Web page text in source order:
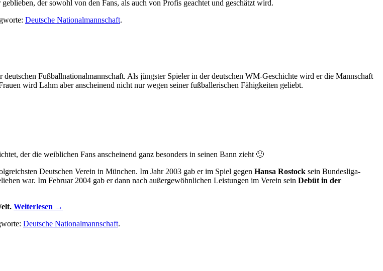
der sowohl von den Fans, als auch von Profis geachtet und geschätzt wird.
Deutsche Nationalmannschaft.
Fußballnationalmannschaft. Als jüngster Spieler in der deutschen WM-Geschichte wird er die Mannschaft
wird Lahm aber anscheinend nicht nur wegen seiner fußballerischen Fähigkeiten geliebt.
der die weiblichen Fans anscheinend ganz besonders in seinen Bann zieht 🙂
Deutschen Verein in München. Im Jahr 2003 gab er im Spiel gegen Hansa Rostock sein Bundesliga-
war. Im Februar 2004 gab er dann nach außergewöhnlichen Leistungen im Verein sein Debüt in der
Weiterlesen →
Deutsche Nationalmannschaft.